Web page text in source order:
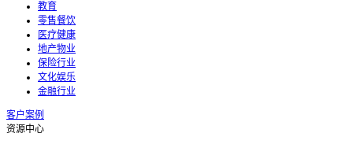
教育
零售餐饮
医疗健康
地产物业
保险行业
文化娱乐
金融行业
客户案例
资源中心